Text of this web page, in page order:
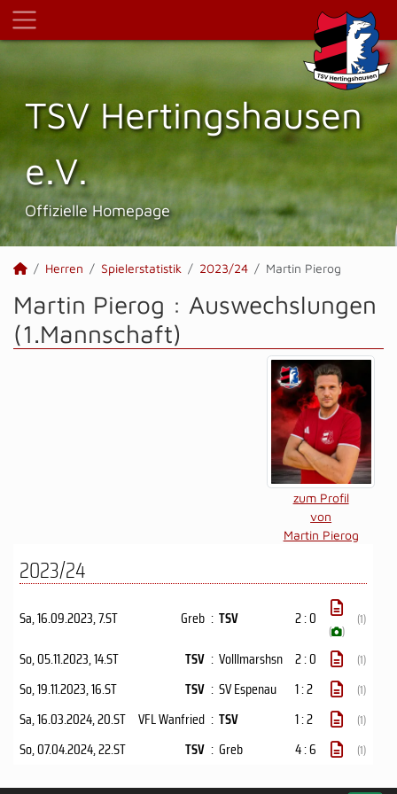
TSV Hertings­hausen
e.V.
Offizielle Homepage
Herren Spielerstatistik 2023/24 Martin Pierog
Martin Pierog : Auswechslungen
(1.Mannschaft)
zum Profil
von
Martin Pierog
2023/24
Sa, 16.09.2023, 7.ST Greb : TSV 2 : 0
( )
(1)
So, 05.11.2023, 14.ST TSV : Volllmarshsn 2 : 0 (1)
So, 19.11.2023, 16.ST TSV : SV Espenau 1 : 2 (1)
Sa, 16.03.2024, 20.ST VFL Wanfried : TSV 1 : 2 (1)
So, 07.04.2024, 22.ST TSV : Greb 4 : 6 (1)